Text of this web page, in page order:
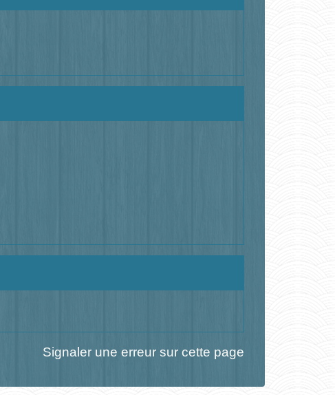
Signaler une erreur sur cette page